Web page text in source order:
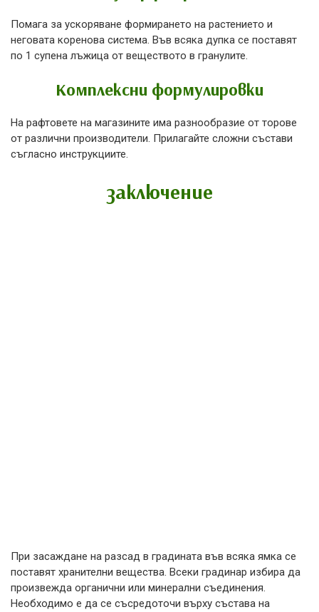
Помага за ускоряване формирането на растението и
неговата коренова система. Във всяка дупка се поставят
по 1 супена лъжица от веществото в гранулите.
Комплексни формулировки
На рафтовете на магазините има разнообразие от торове
от различни производители. Прилагайте сложни състави
съгласно инструкциите.
заключение
При засаждане на разсад в градината във всяка ямка се
поставят хранителни вещества. Всеки градинар избира да
произвежда органични или минерални съединения.
Необходимо е да се съсредоточи върху състава на